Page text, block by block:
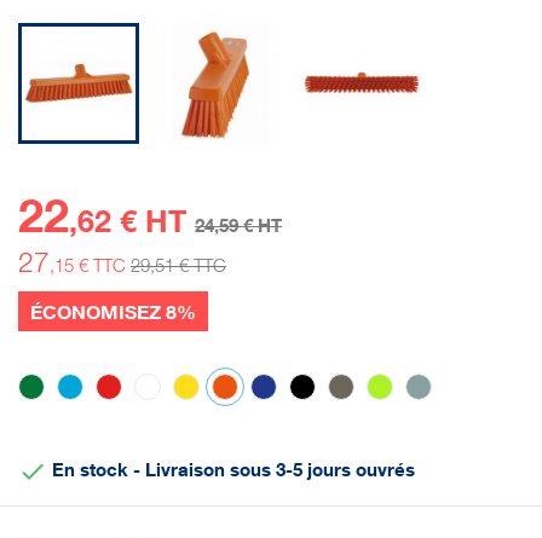
22,62 € HT 24,59 € HT
27,15 € TTC 29,51 € TTC
ÉCONOMISEZ 8%
 En stock - Livraison sous 3-5 jours ouvrés